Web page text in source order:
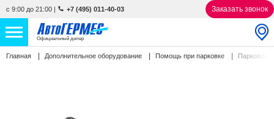
с 9:00 до 21:00 | +7 (495) 011-40-03 Заказать звонок
Официальный дилер
НОВЫЕ АВТОМОБИЛИ 4857 авто
Главная Дополнительное оборудование Помощь при парковке